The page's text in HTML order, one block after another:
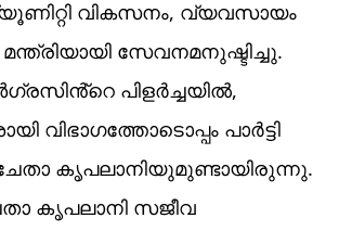
വികസനം, വ്യവസായം
സേവനമനുഷ്ടിച്ചു.
പിളർച്ചയിൽ,
വിഭാഗത്തോടൊപ്പം പാർട്ടി
കൃപലാനിയുമുണ്ടായിരുന്നു.
കൃപലാനി സജീവ